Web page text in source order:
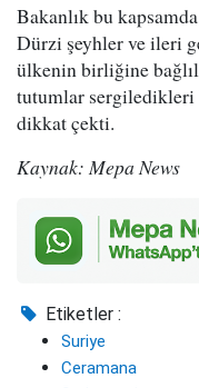
Bakanlık bu
Dürzi şeyhler ve ileri
ülkenin birliğine
tutumlar sergiledikleri
dikkat çekti.
Kaynak: Mepa News
Etiketler :
Suriye
Ceramana